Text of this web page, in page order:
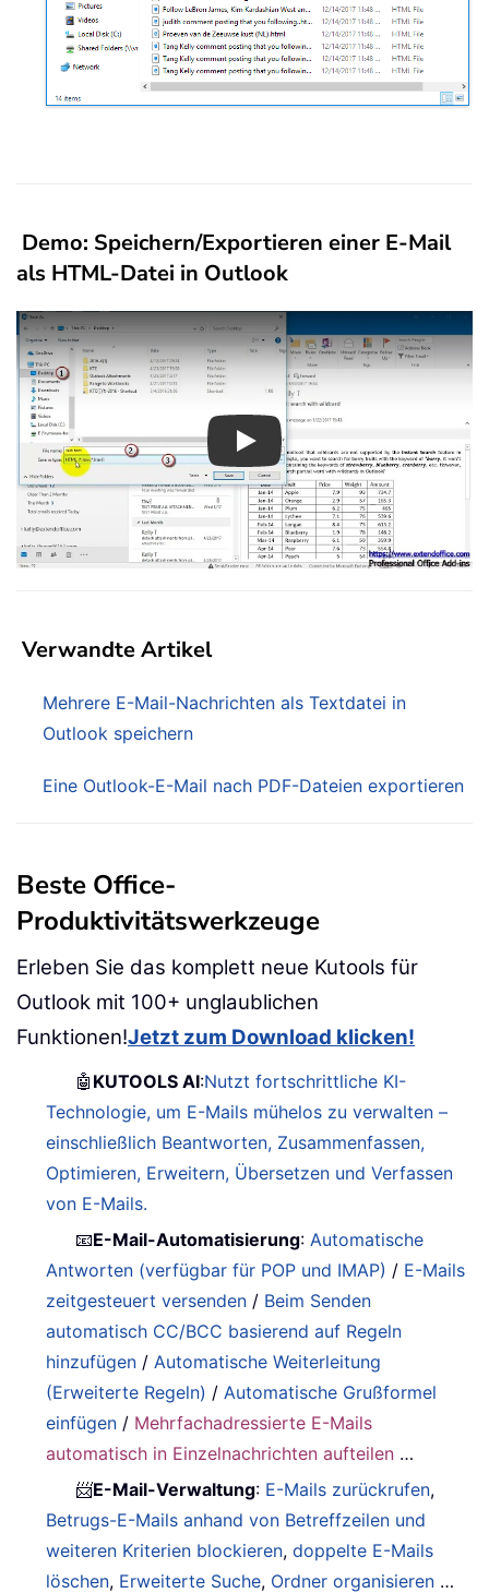
Demo: Speichern/Exportieren einer E-Mail
als HTML-Datei in Outlook
Play
Verwandte Artikel
Mehrere E-Mail-Nachrichten als Textdatei in
Outlook speichern
Eine Outlook-E-Mail nach PDF-Dateien exportieren
Beste Office-
Produktivitätswerkzeuge
Erleben Sie das komplett neue Kutools für
Outlook mit 100+ unglaublichen
Funktionen!Jetzt zum Download klicken!
🤖 KUTOOLS AI:Nutzt fortschrittliche KI-
Technologie, um E-Mails mühelos zu verwalten –
einschließlich Beantworten, Zusammenfassen,
Optimieren, Erweitern, Übersetzen und Verfassen
von E-Mails.
📧E-Mail-Automatisierung: Automatische
Antworten (verfügbar für POP und IMAP) / E-Mails
zeitgesteuert versenden / Beim Senden
automatisch CC/BCC basierend auf Regeln
hinzufügen / Automatische Weiterleitung
(Erweiterte Regeln) / Automatische Grußformel
einfügen / Mehrfachadressierte E-Mails
automatisch in Einzelnachrichten aufteilen …
📨E-Mail-Verwaltung: E-Mails zurückrufen,
Betrugs-E-Mails anhand von Betreffzeilen und
weiteren Kriterien blockieren,doppelte E-Mails
löschen, Erweiterte Suche, Ordner organisieren …